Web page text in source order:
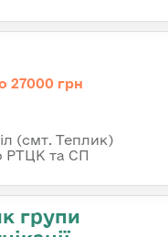
27000 грн
(смт. Теплик)
РТЦК та СП
групи